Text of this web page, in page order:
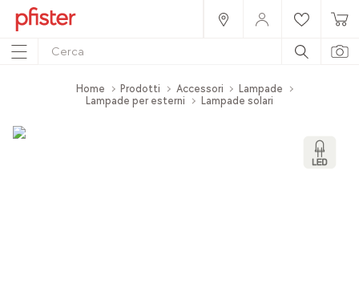
Home Prodotti Accessori
Lampade
Lampade per esterni
Lampade solari